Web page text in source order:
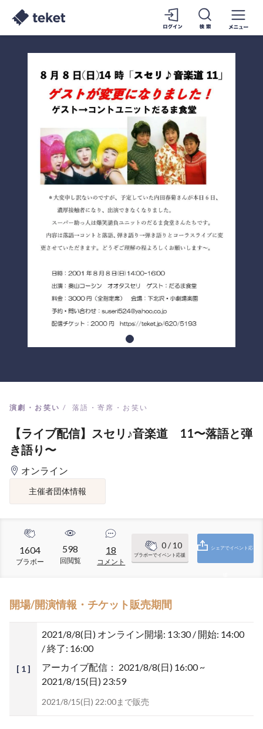
演劇・お笑い 落語・寄席・お笑い
【ライブ配信】スセリ♪音楽道 11〜落語と弾
き語り〜
オンライン
主催者団体情報
1604
ブラボー
598
回閲覧
18
コメント
0/ 10
ブラボーでイベント応援
シェアでイベント応
開場/開演情報・チケット販売期間
[ 1 ]
2021/8/8(日) オンライン開場: 13:30 / 開始: 14:00
/ 終了: 16:00
アーカイブ配信： 2021/8/8(日) 16:00 ~
2021/8/15(日) 23:59
2021/8/15(日) 22:00まで販売